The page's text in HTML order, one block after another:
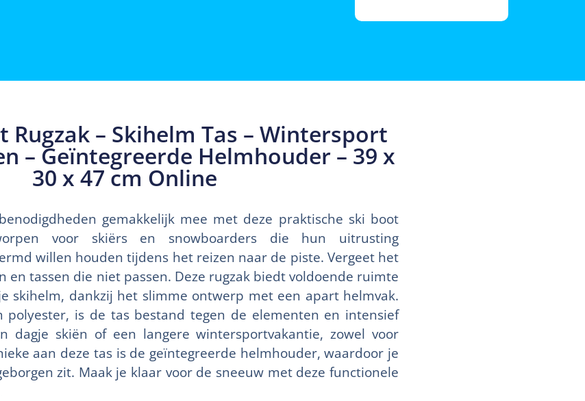
Rugzak – Skihelm Tas – Wintersport
– Geïntegreerde Helmhouder – 39 x
30 x 47 cm Online
gemakkelijk mee met deze praktische ski boot
voor skiërs en snowboarders die hun uitrusting
willen houden tijdens het reizen naar de piste. Vergeet het
en tassen die niet passen. Deze rugzak biedt voldoende ruimte
skihelm, dankzij het slimme ontwerp met een apart helmvak.
polyester, is de tas bestand tegen de elementen en intensief
dagje skiën of een langere wintersportvakantie, zowel voor
aan deze tas is de geïntegreerde helmhouder, waardoor je
zit. Maak je klaar voor de sneeuw met deze functionele